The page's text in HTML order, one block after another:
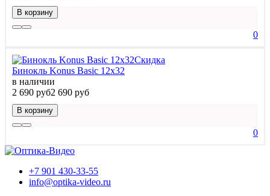
В корзину
0
Скидка
Бинокль Konus Basic 12x32
в наличии
2 690 руб2 690 руб
В корзину
0
+7 901 430-33-55
info@optika-video.ru